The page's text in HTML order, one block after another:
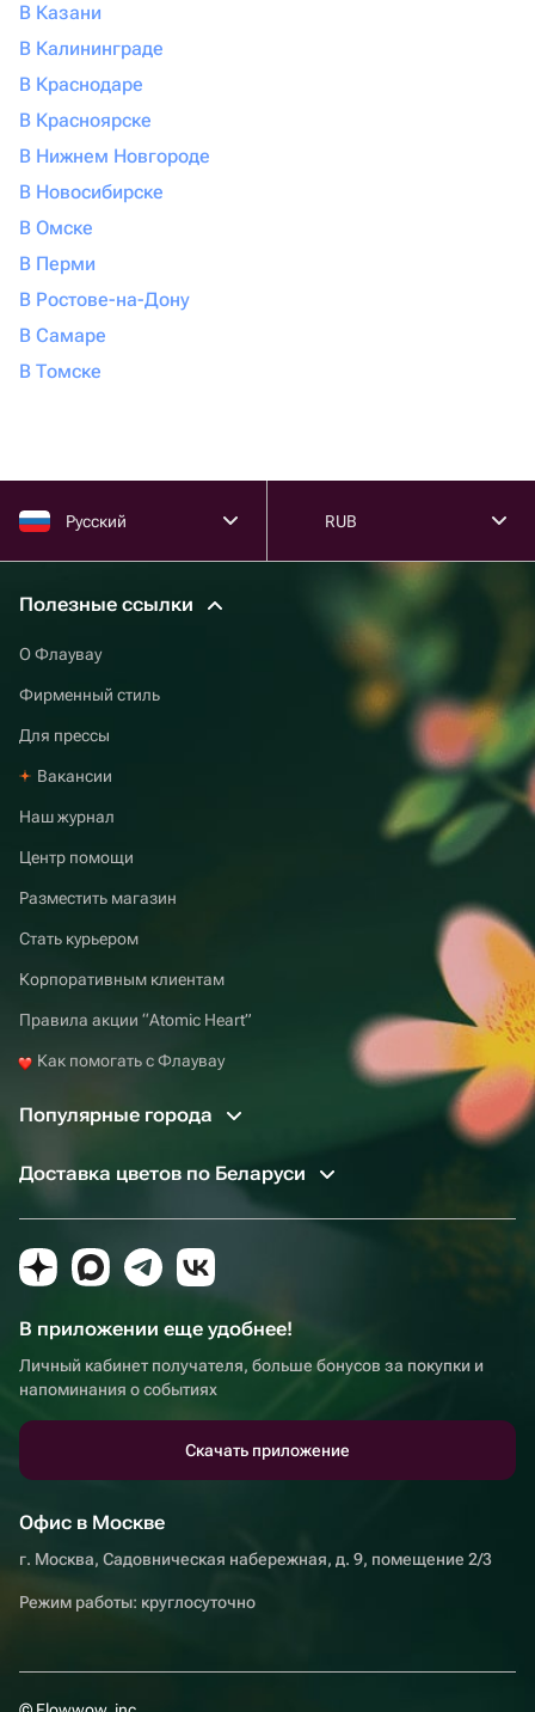
В Казани
В Калининграде
В Краснодаре
В Красноярске
В Нижнем Новгороде
В Новосибирске
В Омске
В Перми
В Ростове-на-Дону
В Самаре
В Томске
Русский RUB
Полезные ссылки
О Флаувау
Фирменный стиль
Для прессы
Вакансии
Наш журнал
Центр помощи
Разместить магазин
Стать курьером
Корпоративным клиентам
Правила акции “Atomic Heart”
Как помогать с Флаувау
Популярные города
Доставка цветов по Беларуси
В приложении еще удобнее!
Личный кабинет получателя, больше бонусов за покупки и
напоминания о событиях
Скачать приложение
Офис в Москве
г. Москва, Садовническая набережная, д. 9, помещение 2/3
Режим работы: круглосуточно